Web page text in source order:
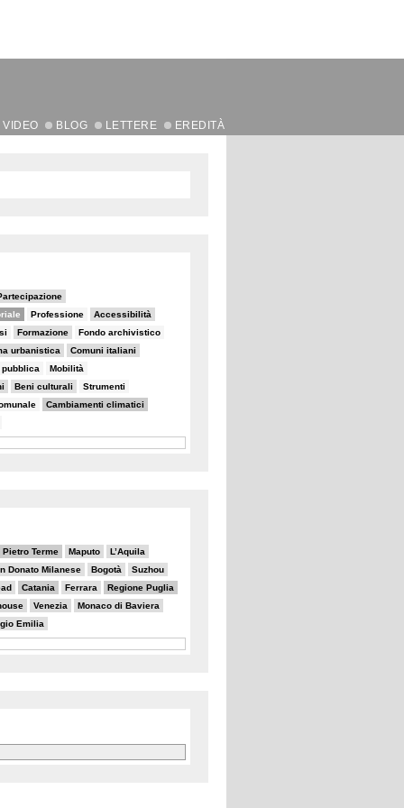
VIDEO BLOG LETTERE EREDITÀ
Professione Accessibilità
Formazione Fondo archivistico
urbanistica Comuni italiani
Mobilità
Beni culturali Strumenti
Cambiamenti climatici
Pietro Terme Maputo L’Aquila
Donato Milanese Bogotà Suzhou
Catania Ferrara Regione Puglia
Venezia Monaco di Baviera
Emilia